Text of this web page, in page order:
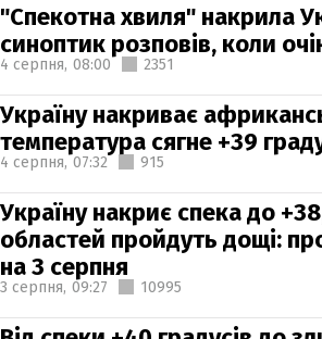
"Спекотна хвиля" накрила
синоптик розповів, коли
4 серпня, 08:00 2351
Україну накриває
температура сягне +39
4 серпня, 07:32 915
Україну накриє спека до
областей пройдуть дощі:
на 3 серпня
3 серпня, 09:27 10995